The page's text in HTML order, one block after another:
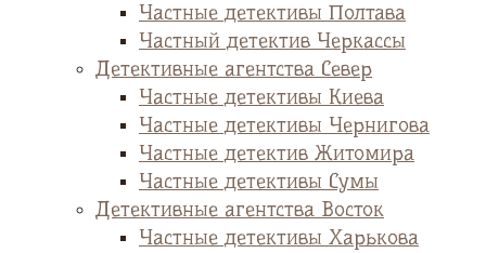
Частные детективы Полтава
Частный детектив Черкассы
Детективные агентства Север
Частные детективы Киева
Частные детективы Чернигова
Частные детектив Житомира
Частные детективы Сумы
Детективные агентства Восток
Частные детективы Харькова